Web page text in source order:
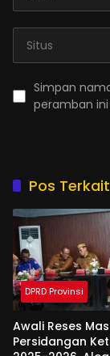
Simpan
peramban
Pos Terkait
DPRD Provinsi
Awali Reses
Persidangan